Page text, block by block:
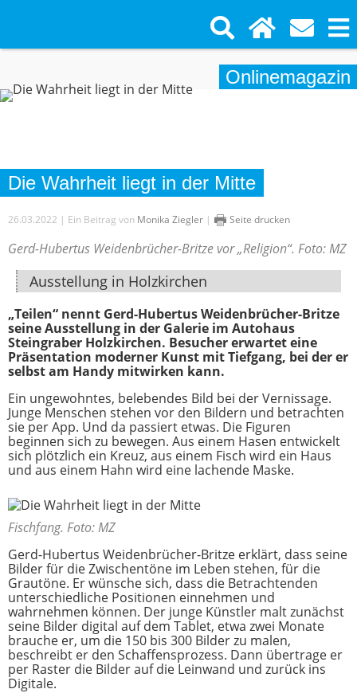
Onlinemagazin
Die Wahrheit liegt in der Mitte
26.03.2022 | Ein Beitrag von Monika Ziegler | 🖶 Seite drucken
Gerd-Hubertus Weidenbrücher-Britze vor „Religion“. Foto: MZ
Ausstellung in Holzkirchen
„Teilen“ nennt Gerd-Hubertus Weidenbrücher-Britze
seine Ausstellung in der Galerie im Autohaus
Steingraber Holzkirchen. Besucher erwartet eine
Präsentation moderner Kunst mit Tiefgang, bei der er
selbst am Handy mitwirken kann.
Ein ungewohntes, belebendes Bild bei der Vernissage.
Junge Menschen stehen vor den Bildern und betrachten
sie per App. Und da passiert etwas. Die Figuren
beginnen sich zu bewegen. Aus einem Hasen entwickelt
sich plötzlich ein Kreuz, aus einem Fisch wird ein Haus
und aus einem Hahn wird eine lachende Maske.
Fischfang. Foto: MZ
Gerd-Hubertus Weidenbrücher-Britze erklärt, dass seine
Bilder für die Zwischentöne im Leben stehen, für die
Grautöne. Er wünsche sich, dass die Betrachtenden
unterschiedliche Positionen einnehmen und
wahrnehmen können. Der junge Künstler malt zunächst
seine Bilder digital auf dem Tablet, etwa zwei Monate
brauche er, um die 150 bis 300 Bilder zu malen,
beschreibt er den Schaffensprozess. Dann übertrage er
per Raster die Bilder auf die Leinwand und zurück ins
Digitale.